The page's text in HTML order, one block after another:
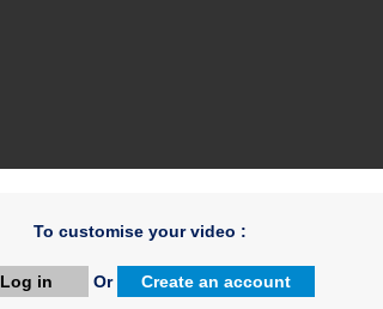
To customise your video :
Log in Or Create an account